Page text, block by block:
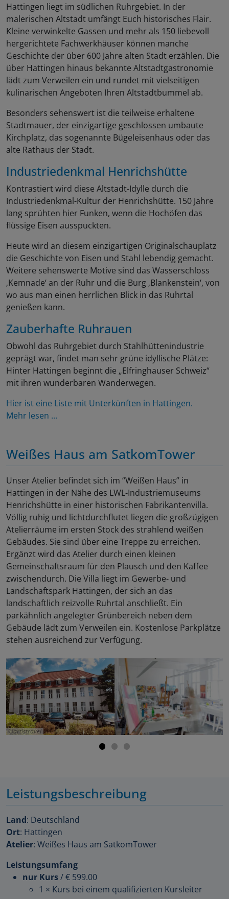
Hattingen liegt im südlichen Ruhrgebiet. In der
malerischen Altstadt umfängt Euch historisches Flair.
Kleine verwinkelte Gassen und mehr als 150 liebevoll
hergerichtete Fachwerkhäuser können manche
Geschichte der über 600 Jahre alten Stadt erzählen. Die
über Hattingen hinaus bekannte Altstadtgastronomie
lädt zum Verweilen ein und rundet mit vielseitigen
kulinarischen Angeboten Ihren Altstadtbummel ab.
Besonders sehenswert ist die teilweise erhaltene
Stadtmauer, der einzigartige geschlossen umbaute
Kirchplatz, das sogenannte Bügeleisenhaus oder das
alte Rathaus der Stadt.
Industriedenkmal Henrichshütte
Kontrastiert wird diese Altstadt-Idylle durch die
Industriedenkmal-Kultur der Henrichshütte. 150 Jahre
lang sprühten hier Funken, wenn die Hochöfen das
flüssige Eisen ausspuckten.
Heute wird an diesem einzigartigen Originalschauplatz
die Geschichte von Eisen und Stahl lebendig gemacht.
Weitere sehenswerte Motive sind das Wasserschloss
‚Kemnade‘ an der Ruhr und die Burg ‚Blankenstein‘, von
wo aus man einen herrlichen Blick in das Ruhrtal
genießen kann.
Zauberhafte Ruhrauen
Obwohl das Ruhrgebiet durch Stahlhüttenindustrie
geprägt war, findet man sehr grüne idyllische Plätze:
Hinter Hattingen beginnt die „Elfringhauser Schweiz“
mit ihren wunderbaren Wanderwegen.
Hier ist eine Liste mit Unterkünften in Hattingen.
Mehr lesen ...
Weißes Haus am SatkomTower
Unser Atelier befindet sich im “Weißen Haus” in
Hattingen in der Nähe des LWL-Industriemuseums
Henrichshütte in einer historischen Fabrikantenvilla.
Völlig ruhig und lichtdurchflutet liegen die großzügigen
Atelierräume im ersten Stock des strahlend weißen
Gebäudes. Sie sind über eine Treppe zu erreichen.
Ergänzt wird das Atelier durch einen kleinen
Gemeinschaftsraum für den Plausch und den Kaffee
zwischendurch. Die Villa liegt im Gewerbe- und
Landschaftspark Hattingen, der sich an das
landschaftlich reizvolle Ruhrtal anschließt. Ein
parkähnlich angelegter Grünbereich neben dem
Gebäude lädt zum Verweilen ein. Kostenlose Parkplätze
stehen ausreichend zur Verfügung.
artistravel
Leistungsbeschreibung
Land: Deutschland
Ort: Hattingen
Atelier: Weißes Haus am SatkomTower
Leistungsumfang
nur Kurs/€ 599.00
1 × Kurs bei einem qualifizierten Kursleiter